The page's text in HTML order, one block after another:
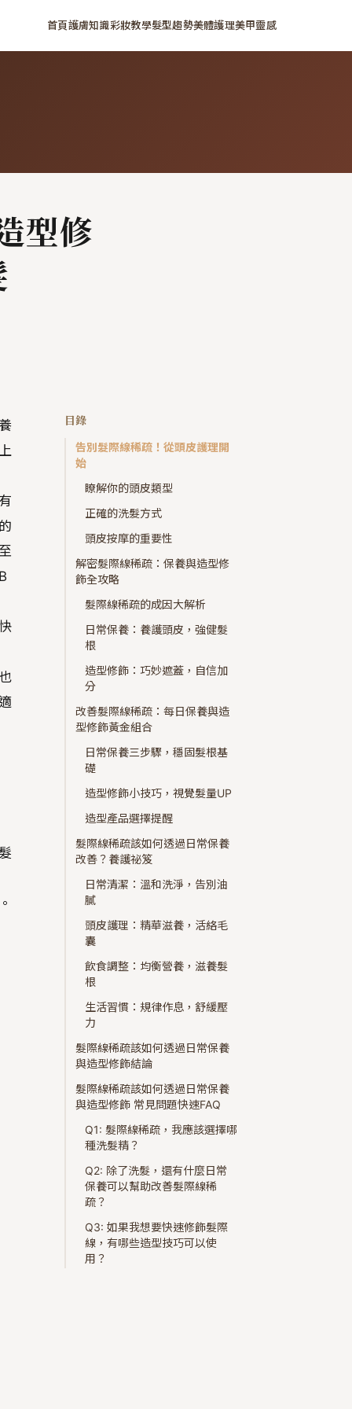
首頁護膚知識彩妝教學髮型趨勢美體護理美甲靈感
型修
目錄
告別髮際線稀疏！從頭皮護理開
始
瞭解你的頭皮類型
正確的洗髮方式
頭皮按摩的重要性
解密髮際線稀疏：保養與造型修
飾全攻略
髮際線稀疏的成因大解析
日常保養：養護頭皮，強健髮
根
造型修飾：巧妙遮蓋，自信加
分
改善髮際線稀疏：每日保養與造
型修飾黃金組合
日常保養三步驟，穩固髮根基
礎
造型修飾小技巧，視覺髮量UP
造型產品選擇提醒
髮際線稀疏該如何透過日常保養
改善？養護祕笈
日常清潔：溫和洗淨，告別油
膩
頭皮護理：精華滋養，活絡毛
囊
飲食調整：均衡營養，滋養髮
根
生活習慣：規律作息，舒緩壓
力
髮際線稀疏該如何透過日常保養
與造型修飾結論
髮際線稀疏該如何透過日常保養
與造型修飾 常見問題快速FAQ
Q1: 髮際線稀疏，我應該選擇哪
種洗髮精？
Q2: 除了洗髮，還有什麼日常
保養可以幫助改善髮際線稀
疏？
Q3: 如果我想要快速修飾髮際
線，有哪些造型技巧可以使
用？